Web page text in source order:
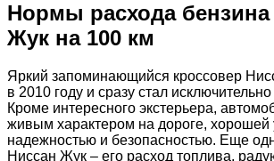
Нормы расхода бензина
Жук на 100 км
Яркий запоминающийся кроссовер
в 2010 году и сразу стал
Кроме интересного экстерьера,
живым характером на дороге, хорошей
надежностью и безопасностью. Еще
Ниссан Жук – его расход топлива,